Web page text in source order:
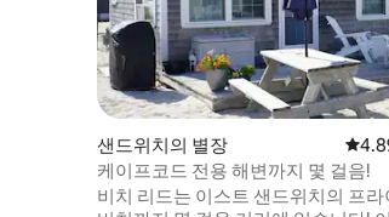
샌드위치의 별장 평점
케이프코드 전용 해변까지 몇 걸음!
비치 리드는 이스트 샌드위치의 프라